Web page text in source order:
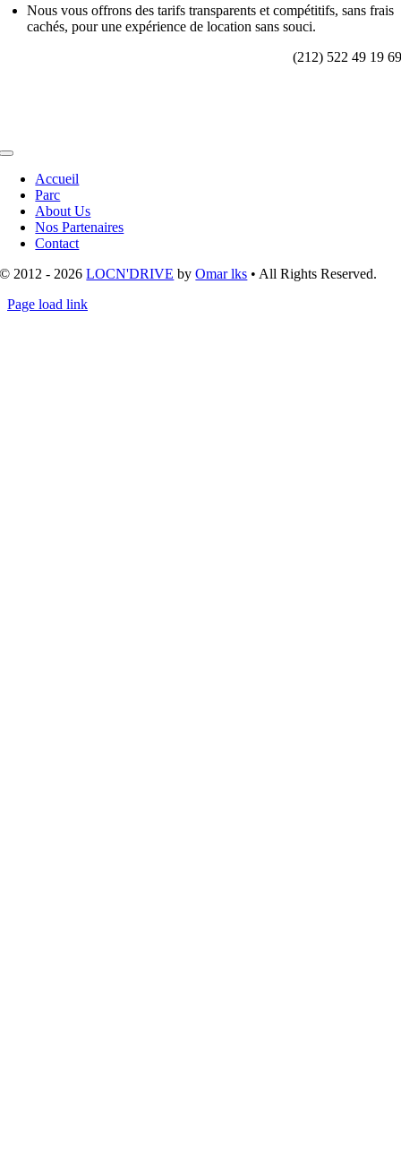
Nous vous offrons des tarifs transparents et compétitifs, sans frais
cachés, pour une expérience de location sans souci.
(212) 522 49 19 69
Toggle
NavigationAccueil
Parc
About Us
Nos Partenaires
Contact
© 2012 - 2026LOCN'DRIVE byOmar lks • All Rights Reserved.
Page load link